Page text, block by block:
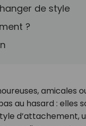
de style
?
amicales
au hasard : elles
d’attachement,